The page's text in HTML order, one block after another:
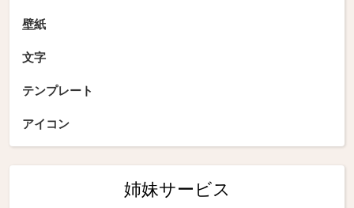
壁紙
文字
テンプレート
アイコン
姉妹サービス